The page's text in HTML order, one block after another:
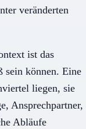
veränderten
ist das
sein können. Eine
liegen, sie
Ansprechpartner,
Abläufe